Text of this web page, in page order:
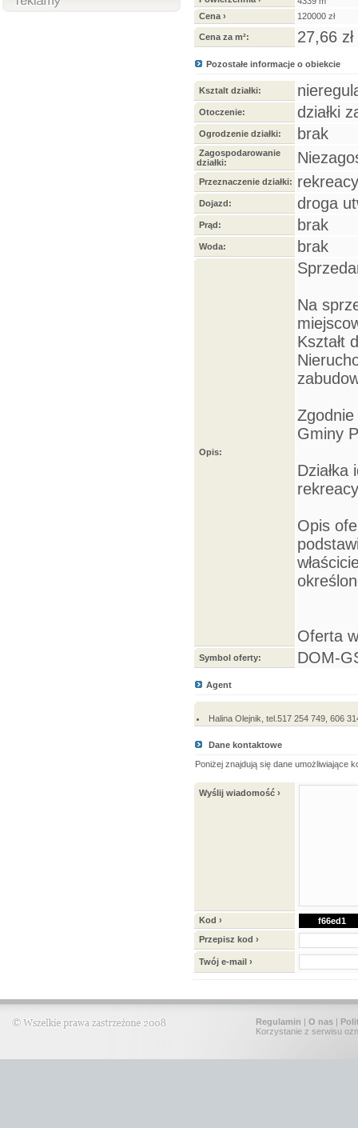
Cena › 120000 zł
Cena za m²: 27,66 zł
Pozostałe informacje o obiekcie
Ksztalt działki:
Otoczenie: działki
Ogrodzenie działki: brak
Zagospodarowanie
działki:
Przeznaczenie działki:
Dojazd: droga
Prąd: brak
Woda: brak
Opis:
Na
Kształt
Gminy
Działka
Opis
Oferta
Symbol oferty: DOM-
Agent
Halina Olejnik, tel.517 254 749, 606
Dane kontaktowe
Poniżej znajdują się dane umożliwiające
Wyślij wiadomość ›
Kod ›
f66ed1
Przepisz kod ›
Twój e-mail ›
Regulamin | O nas |
Korzystanie z serwisu